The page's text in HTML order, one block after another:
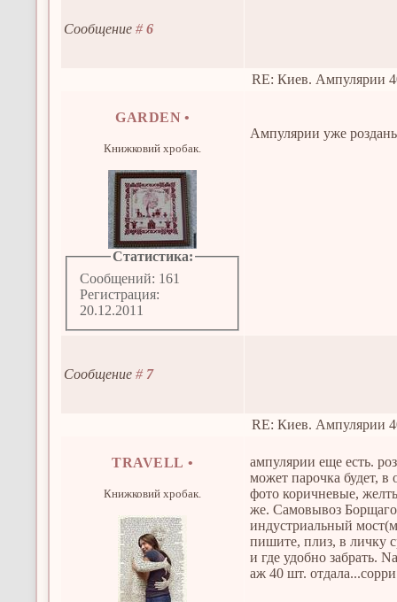
Сообщение#6
RE: Киев. Ампулярии
GARDEN •
Книжковий хробак.
Статистика:
Сообщений: 161
Регистрация:
20.12.2011
Ампулярии уже
Сообщение# 7
RE: Киев. Ампулярии
TRAVELL •
Книжковий хробак.
ампулярии еще есть.
может парочка будет, в
фото коричневые,
же. Самовывоз
индустриальный
пишите, плиз, в личку
и где удобно забрать.
аж 40 шт.